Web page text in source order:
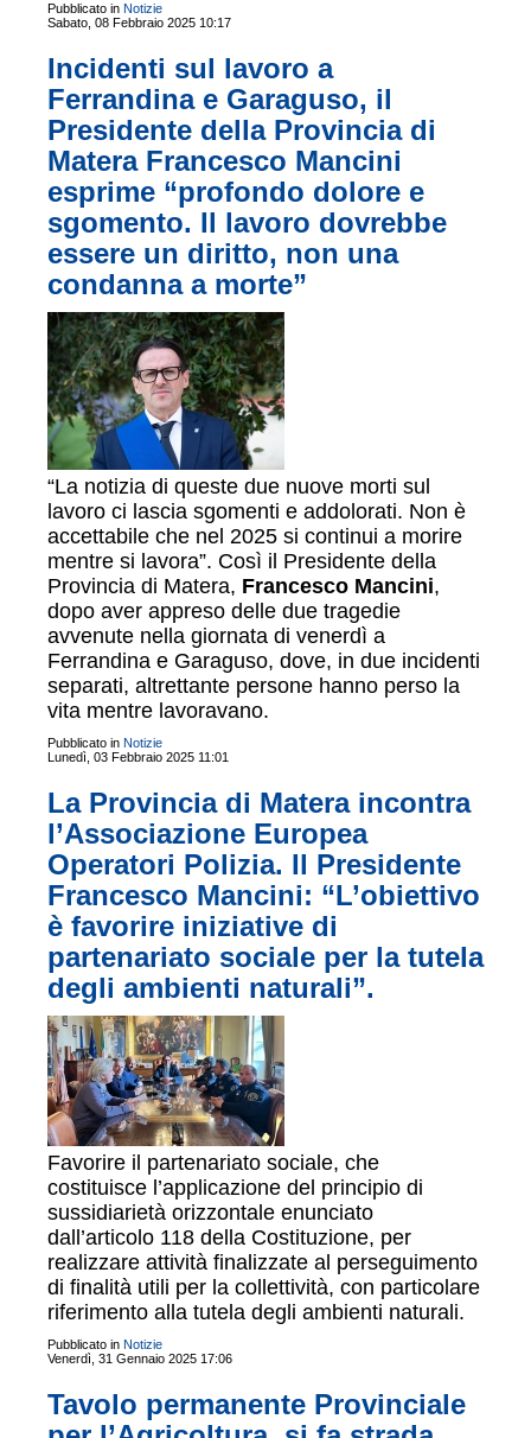
Pubblicato in Notizie
Sabato, 08 Febbraio 2025 10:17
Incidenti sul lavoro a
Ferrandina e Garaguso, il
Presidente della Provincia di
Matera Francesco Mancini
esprime “profondo dolore e
sgomento. Il lavoro dovrebbe
essere un diritto, non una
condanna a morte”
“La notizia di queste due nuove morti sul
lavoro ci lascia sgomenti e addolorati. Non è
accettabile che nel 2025 si continui a morire
mentre si lavora”. Così il Presidente della
Provincia di Matera, Francesco Mancini,
dopo aver appreso delle due tragedie
avvenute nella giornata di venerdì a
Ferrandina e Garaguso, dove, in due incidenti
separati, altrettante persone hanno perso la
vita mentre lavoravano.
Pubblicato in Notizie
Lunedì, 03 Febbraio 2025 11:01
La Provincia di Matera incontra
l’Associazione Europea
Operatori Polizia. Il Presidente
Francesco Mancini: “L’obiettivo
è favorire iniziative di
partenariato sociale per la tutela
degli ambienti naturali”.
Favorire il partenariato sociale, che
costituisce l’applicazione del principio di
sussidiarietà orizzontale enunciato
dall’articolo 118 della Costituzione, per
realizzare attività finalizzate al perseguimento
di finalità utili per la collettività, con particolare
riferimento alla tutela degli ambienti naturali.
Pubblicato in Notizie
Venerdì, 31 Gennaio 2025 17:06
Tavolo permanente Provinciale